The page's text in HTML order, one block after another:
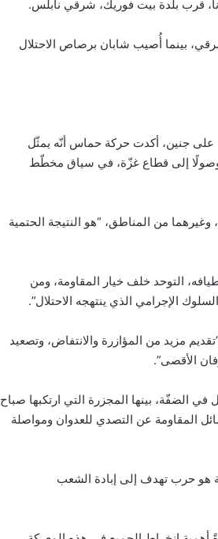
قرب بلدة بيت فوريك، شرقي نابلس.
بينما أُصيب شابان برصاص الاحتلال
على جنين، أكدت حركة حماس أنّه يمثّل
وصولًا إلى قطاع غزّة، في سياق مخطّط
من المناطق، “هو النتيجة الحتمية
التوحد خلف خيار المقاومة، ومن
الإجرامي الذي ينتهجه الاحتلال”.
مزيد من المؤازرة والانتفاض، وتصعيد
الأقصى”.
في الضفّة، بينها المجزرة التي ارتكبها صباح
إثرها 3 مقاومين، لن توقف فصائل المقاومة عن التصدي للعدوان ومواصلة
هو حرب تهدف إلى إبادة الشعب